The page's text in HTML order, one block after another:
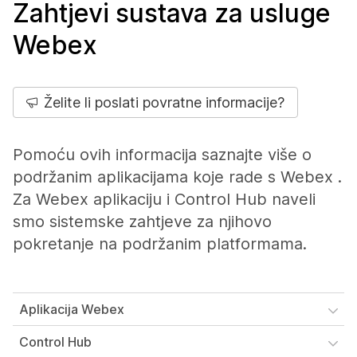
Zahtjevi sustava za usluge
Webex
Želite li poslati povratne informacije?
Pomoću ovih informacija saznajte više o
podržanim aplikacijama koje rade s Webex .
Za Webex aplikaciju i Control Hub naveli
smo sistemske zahtjeve za njihovo
pokretanje na podržanim platformama.
Aplikacija Webex
Control Hub